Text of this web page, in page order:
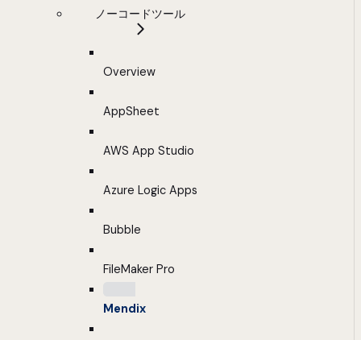
ノーコードツール
Overview
AppSheet
AWS App Studio
Azure Logic Apps
Bubble
FileMaker Pro
Mendix